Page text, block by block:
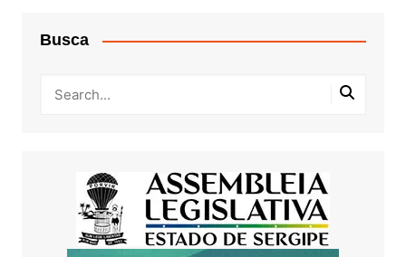
Busca